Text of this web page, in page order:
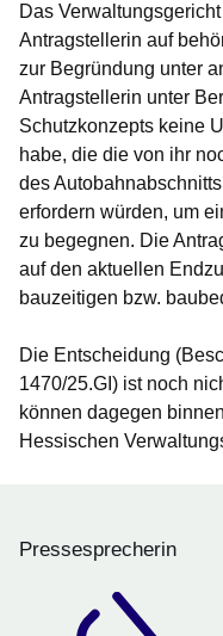
Das
Antragstellerin auf
zur Begründung unter
Antragstellerin unter
Schutzkonzepts keine
habe, die die von ihr
des
erfordern würden, um
zu begegnen. Die
auf den aktuellen
bauzeitigen bzw.
Die Entscheidung
1470/25.GI) ist noch
können dagegen
Hessischen
Pressesprecherin